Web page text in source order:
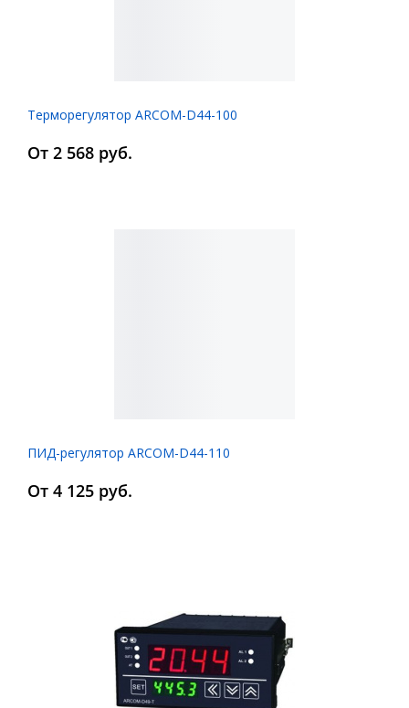
Терморегулятор ARCOM-D44-100
От 2 568 руб.
ПИД-регулятор ARCOM-D44-110
От 4 125 руб.